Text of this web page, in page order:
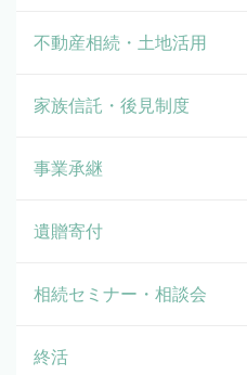
不動産相続・土地活用
家族信託・後見制度
事業承継
遺贈寄付
相続セミナー・相談会
終活